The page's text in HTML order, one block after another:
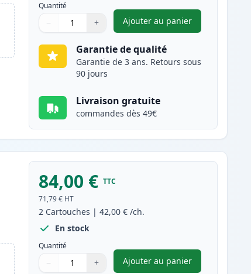
Quantité
Quantité
Utilisez les boutons pour ajuster
− +
Quantité
Ajouter au panier
,Pack de 3 Brother
Garantie de qualité
Garantie de 3 ans. Retours sous
90 jours
Livraison gratuite
commandes dès 49€
84,00 € TTC
71,79 € HT
2 Cartouches |42,00 € /ch.
En stock
Quantité
Quantité
Utilisez les boutons pour ajuster
− +
Quantité
Ajouter au panier
,Pack de 2 Brother